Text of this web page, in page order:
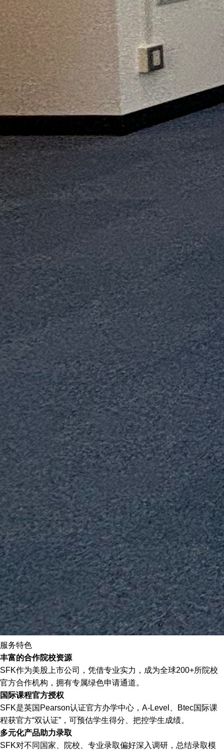
服务特色
丰富的合作院校资源
SFK作为美股上市公司，凭借专业实力，成为全球200+所院校
官方合作机构，拥有专属绿色申请通道。
国际课程官方授权
SFK是英国Pearson认证官方办学中心，A-Level、Btec国际课
程获官方“双认证”，可预估学生得分、把控学生成绩。
多元化产品助力录取
SFK对不同国家、院校、专业录取偏好深入调研，总结录取模